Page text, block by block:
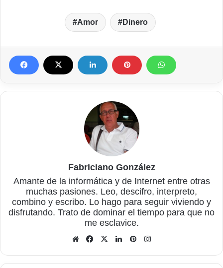
Amor Dinero
Fabriciano González
Amante de la informática y de Internet entre otras
muchas pasiones. Leo, descifro, interpreto,
combino y escribo. Lo hago para seguir viviendo y
disfrutando. Trato de dominar el tiempo para que no
me esclavice.
Sitio
Facebook
X LinkedInPinterest